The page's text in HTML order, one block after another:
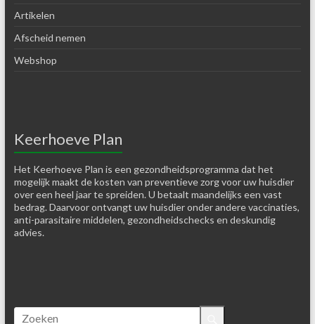
Artikelen
Afscheid nemen
Webshop
Keerhoeve Plan
Het Keerhoeve Plan is een gezondheidsprogramma dat het
mogelijk maakt de kosten van preventieve zorg voor uw huisdier
over een heel jaar te spreiden. U betaalt maandelijks een vast
bedrag. Daarvoor ontvangt uw huisdier onder andere vaccinaties,
anti-parasitaire middelen, gezondheidschecks en deskundig
advies.